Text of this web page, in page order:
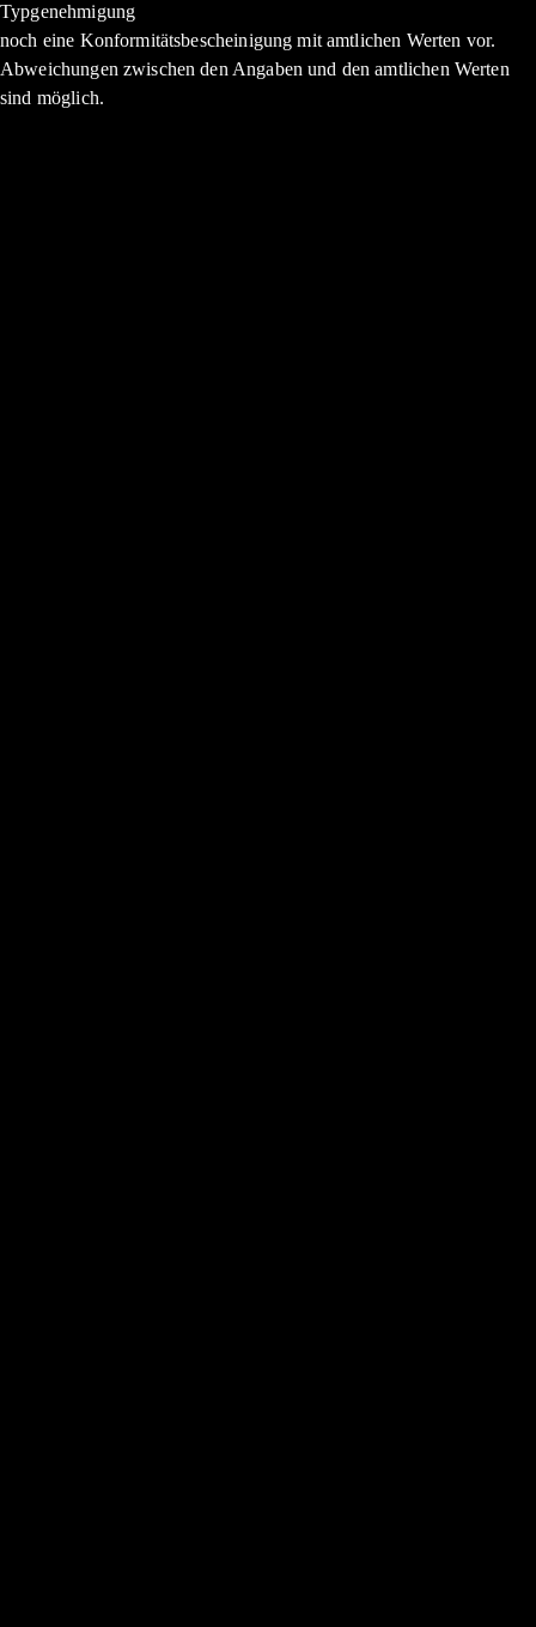
Typgenehmigung
noch eine Konformitätsbescheinigung mit amtlichen Werten vor.
Abweichungen zwischen den Angaben und den amtlichen Werten
sind möglich.